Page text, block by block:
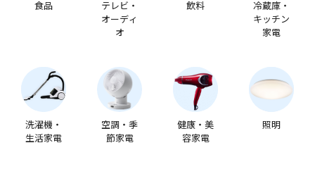
食品
テレビ・
オーディ
オ
飲料
冷蔵庫・
キッチン
家電
洗濯機・
生活家電
空調・季
節家電
健康・美
容家電
照明